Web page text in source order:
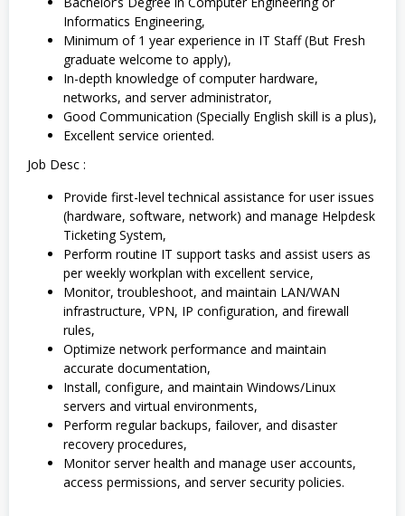
Informatics Engineering,
Minimum of 1 year experience in IT Staff (But Fresh
graduate welcome to apply),
In-depth knowledge of computer hardware,
networks, and server administrator,
Good Communication (Specially English skill is a plus),
Excellent service oriented.
Job Desc :
Provide first-level technical assistance for user issues
(hardware, software, network) and manage Helpdesk
Ticketing System,
Perform routine IT support tasks and assist users as
per weekly workplan with excellent service,
Monitor, troubleshoot, and maintain LAN/WAN
infrastructure, VPN, IP configuration, and firewall
rules,
Optimize network performance and maintain
accurate documentation,
Install, configure, and maintain Windows/Linux
servers and virtual environments,
Perform regular backups, failover, and disaster
recovery procedures,
Monitor server health and manage user accounts,
access permissions, and server security policies.